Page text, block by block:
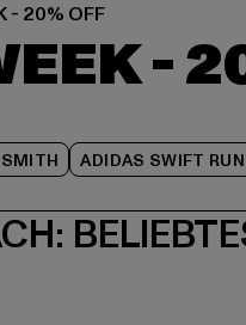
- 20% OFF
-
ADIDAS SWIFT RUN